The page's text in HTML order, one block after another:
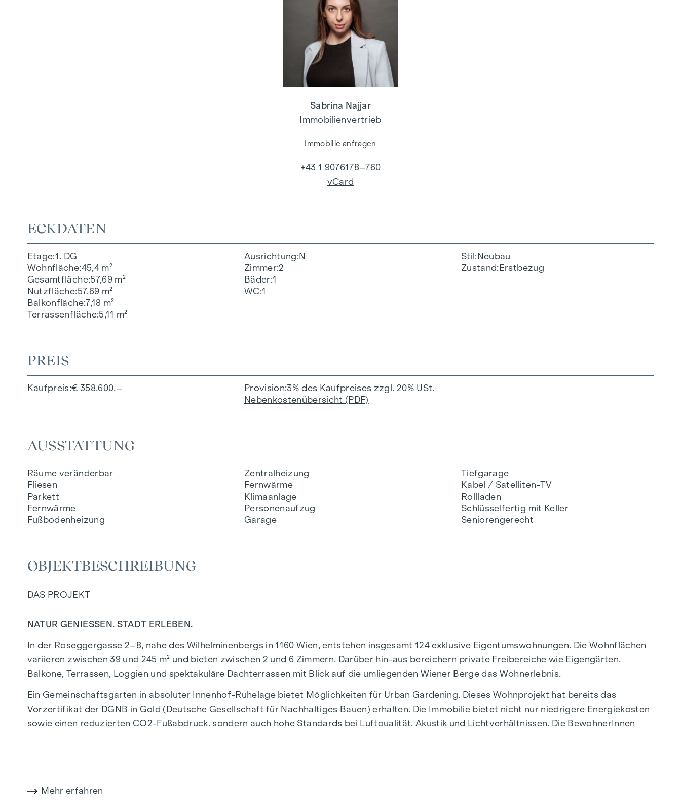
ECKDATEN
Etage 1. DG
Wohnfläche 45,4 m²
Gesamtfläche 57,69 m²
Nutzfläche 57,69 m²
Balkonfläche 7,18 m²
Terrassenfläche 5,11 m²
Ausrichtung N
Zimmer 2
Bäder 1
WC 1
Stil Neubau
Zustand Erstbezug
PREIS
Kaufpreis € 358.600,– Provision 3% des Kaufpreises zzgl. 20% USt.
Nebenkostenübersicht (PDF)
AUSSTATTUNG
Räume veränderbar
Fliesen
Parkett
Fernwärme
Fußbodenheizung
Zentralheizung
Fernwärme
Klimaanlage
Personenaufzug
Garage
Tiefgarage
Kabel / Satelliten-TV
Rollladen
Schlüsselfertig mit Keller
Seniorengerecht
OBJEKTBESCHREIBUNG
DAS PROJEKT
NATUR GENIESSEN. STADT ERLEBEN.
In der Roseggergasse 2–8, nahe des Wilhelminenbergs in 1160 Wien, entstehen insgesamt 124 exklusive Eigentumswohnungen. Die Wohnflächen
variieren zwischen 39 und 245 m² und bieten zwischen 2 und 6 Zimmern. Darüber hin-aus bereichern private Freibereiche wie Eigengärten,
Balkone, Terrassen, Loggien und spektakuläre Dachterrassen mit Blick auf die umliegenden Wiener Berge das Wohnerlebnis.
Ein Gemeinschaftsgarten in absoluter Innenhof-Ruhelage bietet Möglichkeiten für Urban Gardening. Dieses Wohnprojekt hat bereits das
Vorzertifikat der DGNB in Gold (Deutsche Gesellschaft für Nachhaltiges Bauen) erhalten. Die Immobilie bietet nicht nur niedrigere Energiekosten
sowie einen reduzierten CO2-Fußabdruck, sondern auch hohe Standards bei Luftqualität, Akustik und Lichtverhältnissen. Die BewohnerInnen
Mehr erfahren
Sabrina Najjar
Immobilienvertrieb
Immobilie anfragen
+43 1 9076178–760
vCard